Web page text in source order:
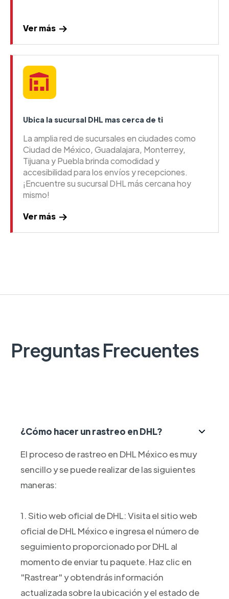
Ver más
Ubica la sucursal DHL mas cerca de ti
La amplia red de sucursales en ciudades como
Ciudad de México, Guadalajara, Monterrey,
Tijuana y Puebla brinda comodidad y
accesibilidad para los envíos y recepciones.
¡Encuentre su sucursal DHL más cercana hoy
mismo!
Ver más
Preguntas Frecuentes
¿Cómo hacer un rastreo en DHL?
El proceso de rastreo en DHL México es muy
sencillo y se puede realizar de las siguientes
maneras:
1. Sitio web oficial de DHL: Visita el sitio web
oficial de DHL México e ingresa el número de
seguimiento proporcionado por DHL al
momento de enviar tu paquete. Haz clic en
"Rastrear" y obtendrás información
actualizada sobre la ubicación y el estado de